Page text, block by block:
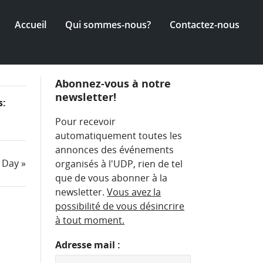
Accueil Qui sommes-nous? Contactez-nous
Day»
Abonnez-vous à notre
newsletter!
Pour recevoir
automatiquement toutes les
annonces des événements
organisés à l'UDP, rien de tel
que de vous abonner à la
newsletter.Vous avez la
possibilité de vous désincrire
à tout moment.
Adresse mail :